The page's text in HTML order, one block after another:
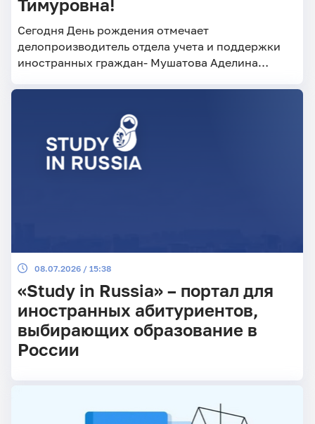
Тимуровна!
Сегодня День рождения отмечает
делопроизводитель отдела учета и поддержки
иностранных граждан- Мушатова Аделина
08.07.2026 / 15:38
«Study in Russia» – портал для
иностранных абитуриентов,
выбирающих образование в
России